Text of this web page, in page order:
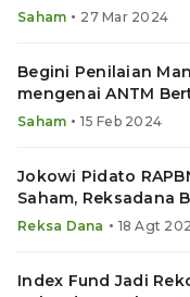
IDX30
Saham • 27 Mar 2024
Begini Penilaian
mengenai ANTM
Saham • 15 Feb 2024
Jokowi Pidato
Saham, Reksadana
Reksa Dana • 18 Agt
Index Fund Jadi